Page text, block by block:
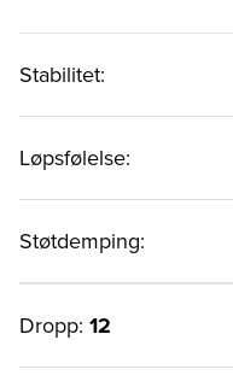
Stabilitet:
Løpsfølelse:
Støtdemping:
Dropp: 12